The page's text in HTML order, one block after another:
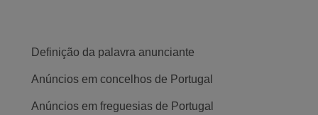
Definição da palavra anunciante
Anúncios em concelhos de Portugal
Anúncios em freguesias de Portugal